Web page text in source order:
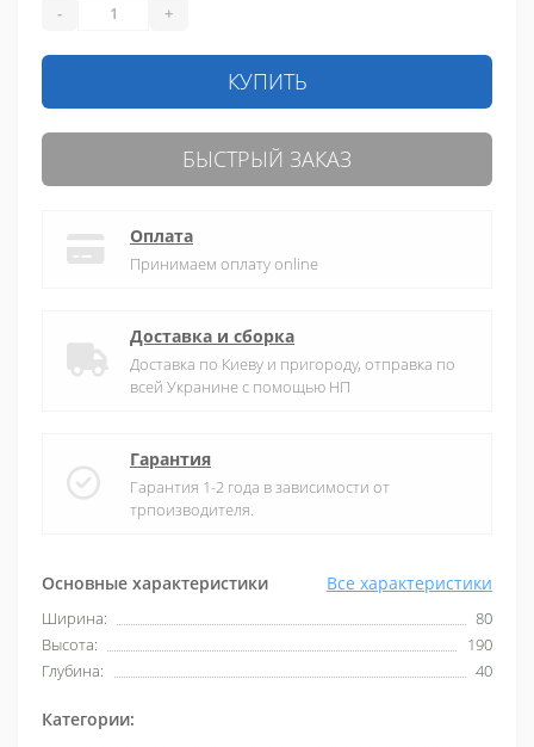
Основные характеристики Все характеристики
Ширина:
80
Высота:
190
Глубина:
40
Категории:
- +
КУПИТЬ
БЫСТРЫЙ ЗАКАЗ
Оплата
Принимаем оплату online
Доставка и сборка
Доставка по Киеву и пригороду, отправка по
всей Укранине с помощью НП
Гарантия
Гарантия 1-2 года в зависимости от
трпоизводителя.